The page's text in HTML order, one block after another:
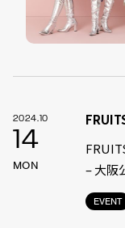
2024.10
14
MON
EVENT
– 大阪